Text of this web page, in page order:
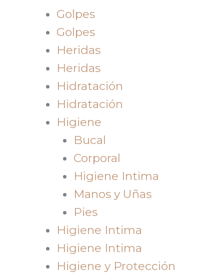
Golpes
Golpes
Heridas
Heridas
Hidratación
Hidratación
Higiene
Bucal
Corporal
Higiene Intima
Manos y Uñas
Pies
Higiene Intima
Higiene Intima
Higiene y Protección